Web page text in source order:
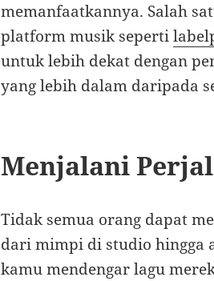
memanfaatkannya. Salah
platform musik seperti
untuk lebih dekat dengan
yang lebih dalam daripada
Menjalani
Tidak semua orang dapat
dari mimpi di studio hingga
kamu mendengar lagu